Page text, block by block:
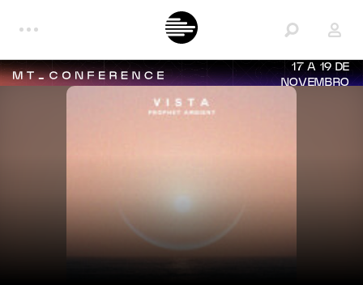
17 A 19 DE
NOVEMBRO